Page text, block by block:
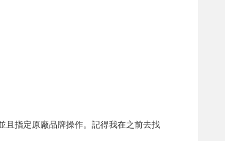
且指定原廠品牌操作。記得我在之前去找